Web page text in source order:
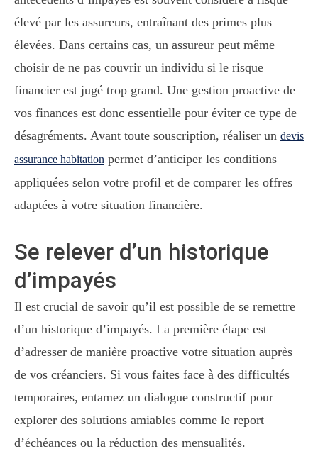
élevé par les assureurs, entraînant des primes plus
élevées. Dans certains cas, un assureur peut même
choisir de ne pas couvrir un individu si le risque
financier est jugé trop grand. Une gestion proactive de
vos finances est donc essentielle pour éviter ce type de
désagréments. Avant toute souscription, réaliser un devis
assurance habitation permet d’anticiper les conditions
appliquées selon votre profil et de comparer les offres
adaptées à votre situation financière.
Se relever d’un historique
d’impayés
Il est crucial de savoir qu’il est possible de se remettre
d’un historique d’impayés. La première étape est
d’adresser de manière proactive votre situation auprès
de vos créanciers. Si vous faites face à des difficultés
temporaires, entamez un dialogue constructif pour
explorer des solutions amiables comme le report
d’échéances ou la réduction des mensualités.